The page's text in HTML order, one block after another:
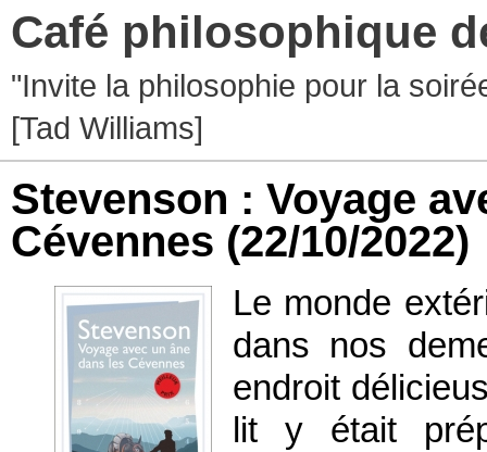
Café philosophique
"Invite la philosophie pour la
[Tad Williams]
Stevenson : Voyage
Cévennes (22/10/2022)
Le monde
dans nos
endroit
lit y était